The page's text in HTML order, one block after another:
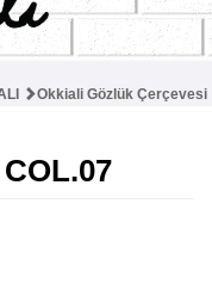
Okkiali Gözlük Çerçevesi